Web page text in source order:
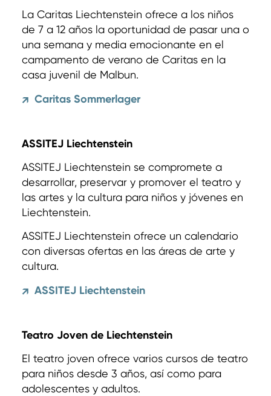
La Caritas Liechtenstein ofrece a los niños
de 7 a 12 años la oportunidad de pasar una o
una semana y media emocionante en el
campamento de verano de Caritas en la
casa juvenil de Malbun.
↗ Caritas Sommerlager
ASSITEJ Liechtenstein
ASSITEJ Liechtenstein se compromete a
desarrollar, preservar y promover el teatro y
las artes y la cultura para niños y jóvenes en
Liechtenstein.
ASSITEJ Liechtenstein ofrece un calendario
con diversas ofertas en las áreas de arte y
cultura.
↗ ASSITEJ Liechtenstein
Teatro Joven de Liechtenstein
El teatro joven ofrece varios cursos de teatro
para niños desde 3 años, así como para
adolescentes y adultos.